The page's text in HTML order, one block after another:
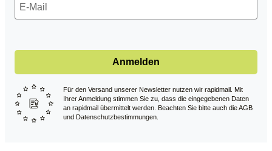
Anmelden
Für den Versand unserer Newsletter nutzen wir rapidmail. Mit
Ihrer Anmeldung stimmen Sie zu, dass die eingegebenen Daten
an rapidmail übermittelt werden. Beachten Sie bitte auch die AGB
und Datenschutzbestimmungen.